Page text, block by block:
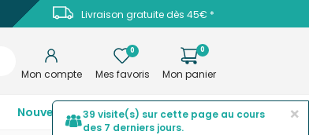
Livraison gratuite dès 45€ *
Mon compte
0
Mes favoris
0
Mon panier
NouveautésTop ventesPromotions ×
39 visite(s) sur cette page au cours
des 7 derniers jours.